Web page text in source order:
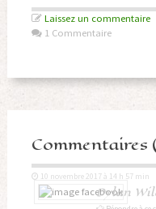
Laissez un commentaire
1 Commentaire
Commentaires
Dylan
10 novembre 2017 à 14 h 57 min